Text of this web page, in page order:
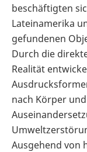
beschäftigten
Lateinamerika
gefundenen
Durch die
Realität
nach Körper
Ausgehend von